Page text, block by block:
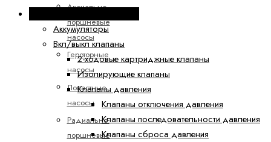
Аксиально-
поршневые
насосы
Героторные
насосы
Лопастные
насосы
Радиально-
поршневые
Аккумуляторы
Вкл/выкл клапаны
2-ходовые картриджные клапаны
Изолирующие клапаны
Клапаны давления
Клапаны отключения давления
Клапаны последовательности давления
Клапаны сброса давления